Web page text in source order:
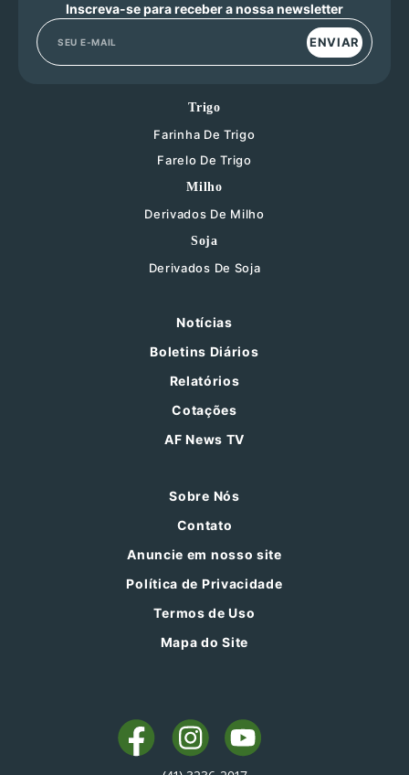
Inscreva-se para receber a nossa newsletter
ENVIAR
Trigo
Farinha De Trigo
Farelo De Trigo
Milho
Derivados De Milho
Soja
Derivados De Soja
Notícias
Boletins Diários
Relatórios
Cotações
AF News TV
Sobre Nós
Contato
Anuncie em nosso site
Política de Privacidade
Termos de Uso
Mapa do Site